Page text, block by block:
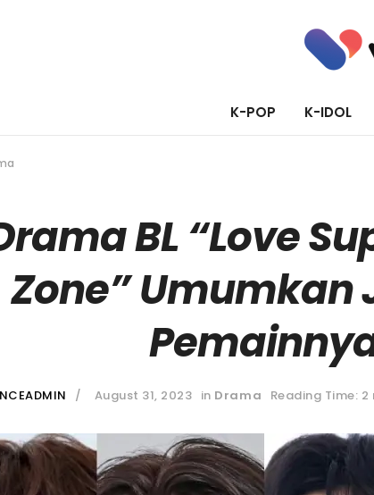
K-POP K-IDOL
BL “Love
Zone” Umumkan
August 31, 2023 in Drama Reading Time: